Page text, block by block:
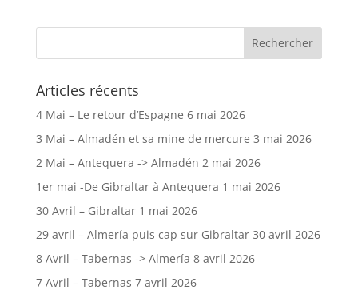
Articles récents
4 Mai – Le retour d’Espagne 6 mai 2026
3 Mai – Almadén et sa mine de mercure 3 mai 2026
2 Mai – Antequera -> Almadén 2 mai 2026
1er mai -De Gibraltar à Antequera 1 mai 2026
30 Avril – Gibraltar 1 mai 2026
29 avril – Almería puis cap sur Gibraltar 30 avril 2026
8 Avril – Tabernas -> Almería 8 avril 2026
7 Avril – Tabernas 7 avril 2026